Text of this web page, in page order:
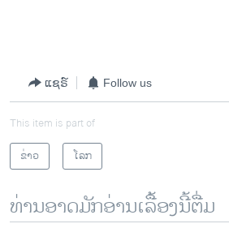
ແຊຣ໌ Follow us
This item is part of
ຂ່າວ
ໂລກ
ທ່ານອາດມັກອ່ານເລື້ອງນີ້ຕື່ມ